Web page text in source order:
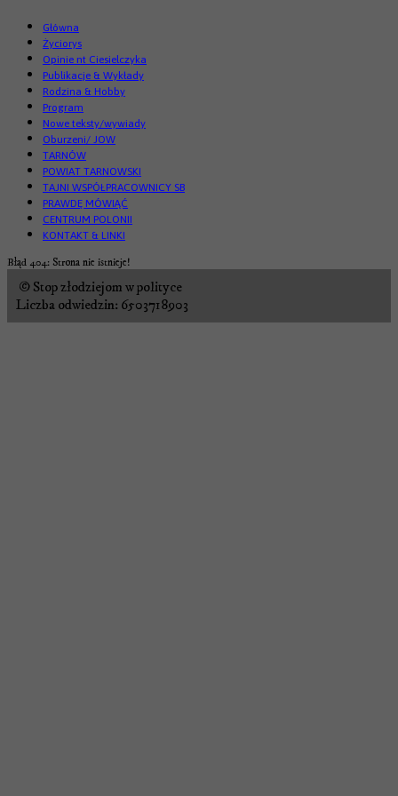
Główna
Życiorys
Opinie nt Ciesielczyka
Publikacje & Wykłady
Rodzina & Hobby
Program
Nowe teksty/wywiady
Oburzeni/ JOW
TARNÓW
POWIAT TARNOWSKI
TAJNI WSPÓŁPRACOWNICY SB
PRAWDĘ MÓWIĄĆ
CENTRUM POLONII
KONTAKT & LINKI
Błąd 404: Strona nie istnieje!
© Stop złodziejom w polityce
Liczba odwiedzin: 6503718903